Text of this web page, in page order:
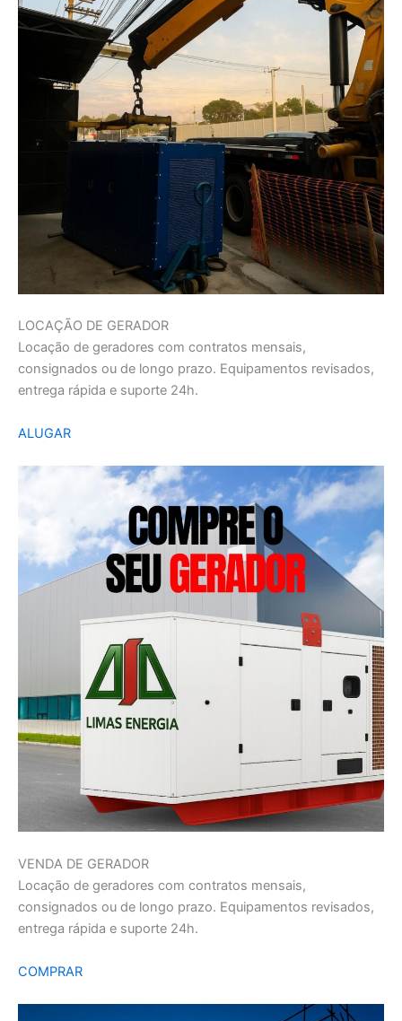
LOCAÇÃO DE GERADOR
Locação de geradores com contratos mensais,
consignados ou de longo prazo. Equipamentos revisados,
entrega rápida e suporte 24h.
ALUGAR
VENDA DE GERADOR
Locação de geradores com contratos mensais,
consignados ou de longo prazo. Equipamentos revisados,
entrega rápida e suporte 24h.
COMPRAR